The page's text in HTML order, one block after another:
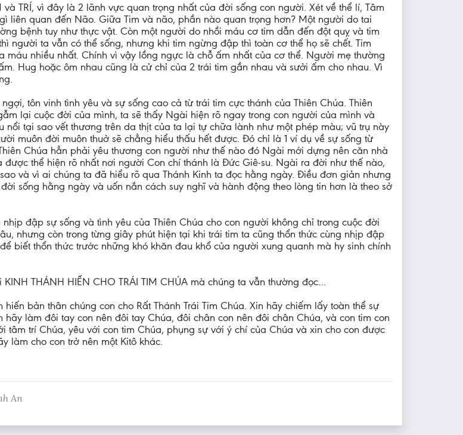
TRÍ, vì đây là 2 lãnh vực quan trọng nhất của đời sống con người. Xét về thể lí, Tâm
liên quan đến Não. Giữa Tim và não, phần nào quan trọng hơn? Một người do tai
bệnh tuy như thực vật. Còn một người do nhồi máu cơ tim dẫn đến đột quỵ và tim
người ta vẫn có thể sống, nhưng khi tim ngừng đập thì toàn cơ thể họ sẽ chết. Tim
nhiều nhất. Chính vì vậy lồng ngực là chỗ ấm nhất của cơ thể. Người mẹ thường
Hug hoặc ôm nhau cũng là cử chỉ của 2 trái tim gần nhau và sưởi ấm cho nhau. Vì
tôn vinh tình yêu và sự sống cao cả từ trái tim cực thánh của Thiên Chúa. Thiên
lại cuộc đời của mình, ta sẽ thấy Ngài hiện rõ ngay trong con người của mình và
tại sao vết thương trên da thịt của ta lại tự chữa lành như một phép màu; vũ trụ này
muôn đời muôn thuở sẽ chẳng hiểu thấu hết được. Đó chỉ là 1 ví dụ về sự sống từ
Chúa hẳn phải yêu thương con người như thế nào đó Ngài mới dựng nên căn nhà
được thể hiện rõ nhất nơi người Con chí thánh là Đức Giê-su. Ngài ra đời như thế nào,
và vì ai chúng ta đã hiểu rõ qua Thánh Kinh ta đọc hằng ngày. Điều đơn giản nhưng
sống hằng ngày và uốn nắn cách suy nghĩ và hành động theo lòng tin hơn là theo sở
đập sự sống và tình yêu của Thiên Chúa cho con người không chỉ trong cuộc đời
nhưng còn trong từng giây phút hiện tại khi trái tim ta cũng thổn thức cùng nhịp đập
biết thổn thức trước những khó khăn đau khổ của người xung quanh mà hy sinh chính
THÁNH HIẾN CHO TRÁI TIM CHÚA mà chúng ta vẫn thường đọc…
bản thân chúng con cho Rất Thánh Trái Tim Chúa. Xin hãy chiếm lấy toàn thể sự
làm đôi tay con nên đôi tay Chúa, đôi chân con nên đôi chân Chúa, và con tim con
tâm trí Chúa, yêu với con tim Chúa, phụng sự với ý chí của Chúa và xin cho con được
làm cho con trở nên một Kitô khác.
An